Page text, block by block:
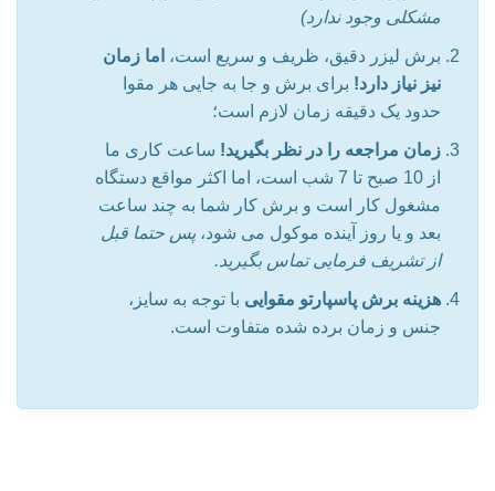
مشکلی وجود ندارد)
برش لیزر دقیق، ظریف و سریع است، اما زمان
نیز نیاز دارد! برای برش و جا به جایی هر مقوا
حدود یک دقیقه زمان لازم است؛
زمان مراجعه را در نظر بگیرید! ساعت کاری ما
از 10 صبح تا 7 شب است، اما اکثر مواقع دستگاه
مشغول کار است و برش کار شما به چند ساعت
بعد و یا روز آینده موکول می شود، پس حتما قبل
از تشریف فرمایی تماس بگیرید.
هزینه برش پاسپارتو مقوایی با توجه به سایز،
جنس و زمان برده شده متفاوت است.